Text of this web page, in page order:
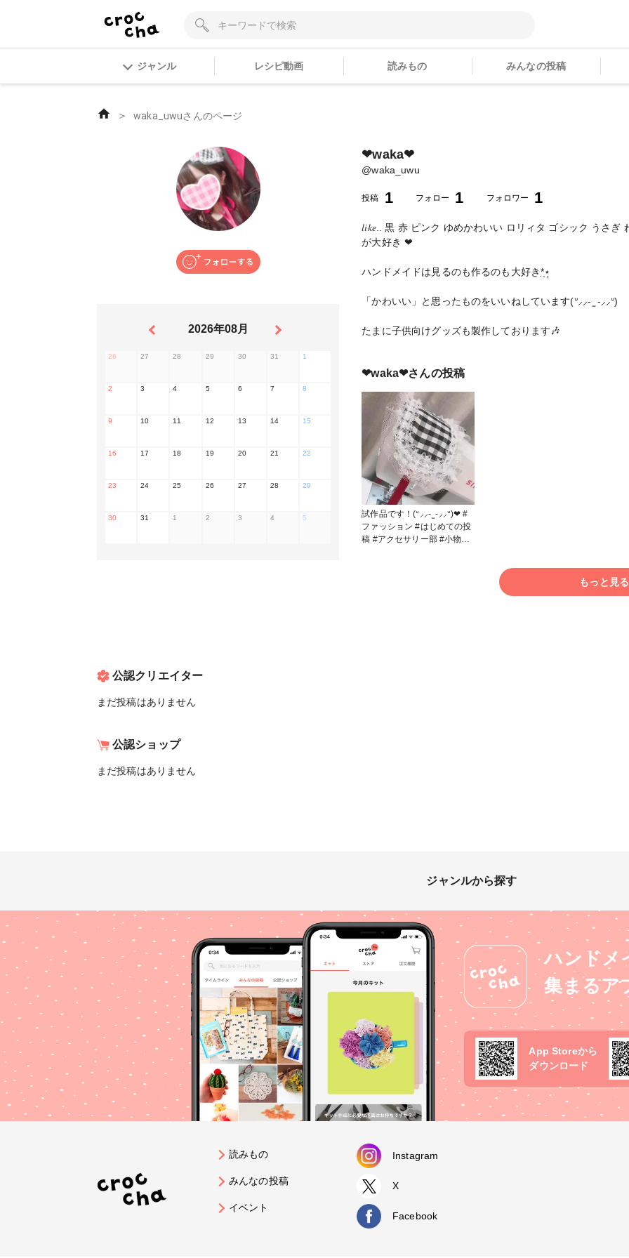
ジャンル レシピ動画 読みもの みんなの投稿
＞ waka_uwuさんのページ
2026年08月
26 27 28 29 30 31 1
2 3 4 5 6 7 8
9 10 11 12 13 14 15
16 17 18 19 20 21 22
23 24 25 26 27 28 29
30 31 1 2 3 4 5
❤︎waka❤︎
@waka_uwu
投稿 1 フォロー 1 フォロワー 1
𝑙𝑖𝑘𝑒.. 黒 赤 ピンク ゆめかわいい ロリィタ ゴシック うさ
が大好き ❤︎
ハンドメイドは見るのも作るのも大好き*̣̩⋆̩
「かわいい」と思ったものをいいねしています(ᐡ⸝⸝- ̫ -⸝⸝ᐡ)
たまに子供向けグッズも製作しております🎶
❤︎waka❤︎さんの投稿
試作品です！(ᐡ⸝⸝- ̫ -⸝⸝ᐡ)❤︎ #
ファッション #はじめての投
稿 #アクセサリー部 #小物・
もっと見る
公認クリエイター
まだ投稿はありません
公認ショップ
まだ投稿はありません
ジャンルから探す
ハンドメ
集まるア
App Storeから
ダウンロード
読みもの
みんなの投稿
イベント
Instagram
X
Facebook